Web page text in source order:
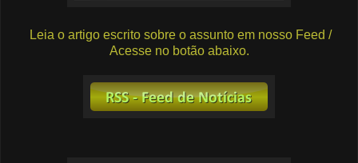
Leia o artigo escrito sobre o assunto em nosso Feed /
Acesse no botão abaixo.